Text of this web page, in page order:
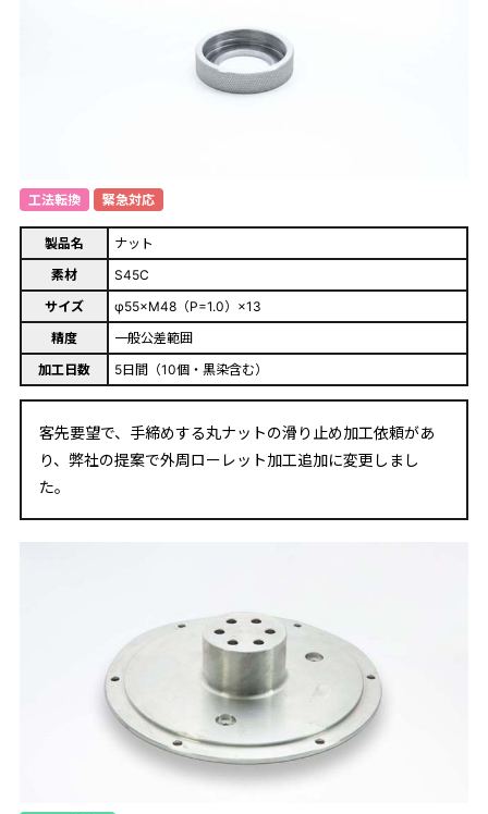
工法転換 緊急対応
製品名
ナット
素材
S45C
サイズ
φ55×M48（P=1.0）×13
精度
一般公差範囲
加工日数
5日間（10個・黒染含む）
客先要望で、手締めする丸ナットの滑り止め加工依頼があ
り、弊社の提案で外周ローレット加工追加に変更しまし
た。